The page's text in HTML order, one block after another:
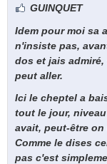
GUINQUET
Idem pour moi sa
n'insiste pas,
dos et jais
peut aller.
Ici le cheptel a
tout le jour,
avait, peut-être
Comme le dises
pas c'est